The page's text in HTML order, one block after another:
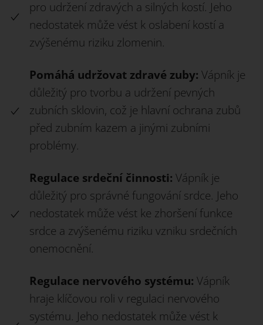
pro udržení zdravých a silných kostí. Jeho
nedostatek může vést k oslabení kostí a
zvýšenému riziku zlomenin.
Pomáhá udržovat zdravé zuby: Vápník je
důležitý pro tvorbu a udržení pevných
zubních sklovin, což je hlavní ochrana zubů
před zubním kazem a jinými zubními
problémy.
Regulace srdeční činnosti: Vápník je
důležitý pro správné fungování srdce. Jeho
nedostatek může vést ke zhoršení funkce
srdce a zvýšenému riziku vzniku srdečních
onemocnění.
Regulace nervového systému: Vápník
hraje klíčovou roli v regulaci nervového
systému. Jeho nedostatek může vést k